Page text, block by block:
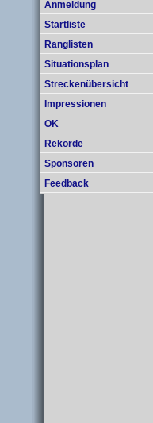
Anmeldung
Startliste
Ranglisten
Situationsplan
Streckenübersicht
Impressionen
OK
Rekorde
Sponsoren
Feedback